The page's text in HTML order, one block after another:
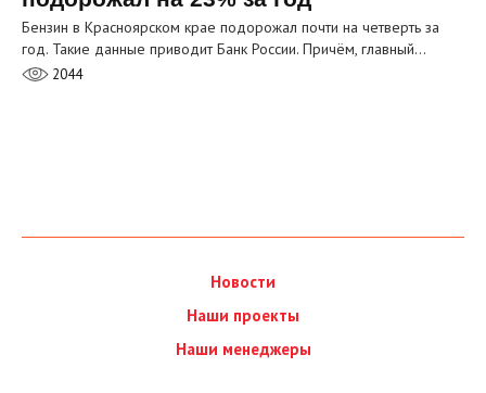
Бензин в Красноярском крае подорожал почти на четверть за
год. Такие данные приводит Банк России. Причём, главный…
2044
Новости
Наши проекты
Наши менеджеры